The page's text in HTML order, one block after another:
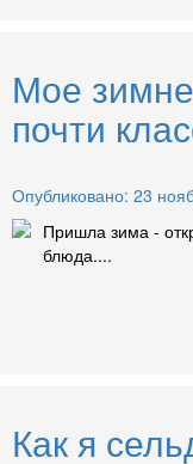
Мое
почти
Опубликовано: 23
Пришла зима -
блюда....
Как я